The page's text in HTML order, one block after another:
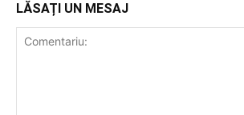
LĂSAȚI UN MESAJ